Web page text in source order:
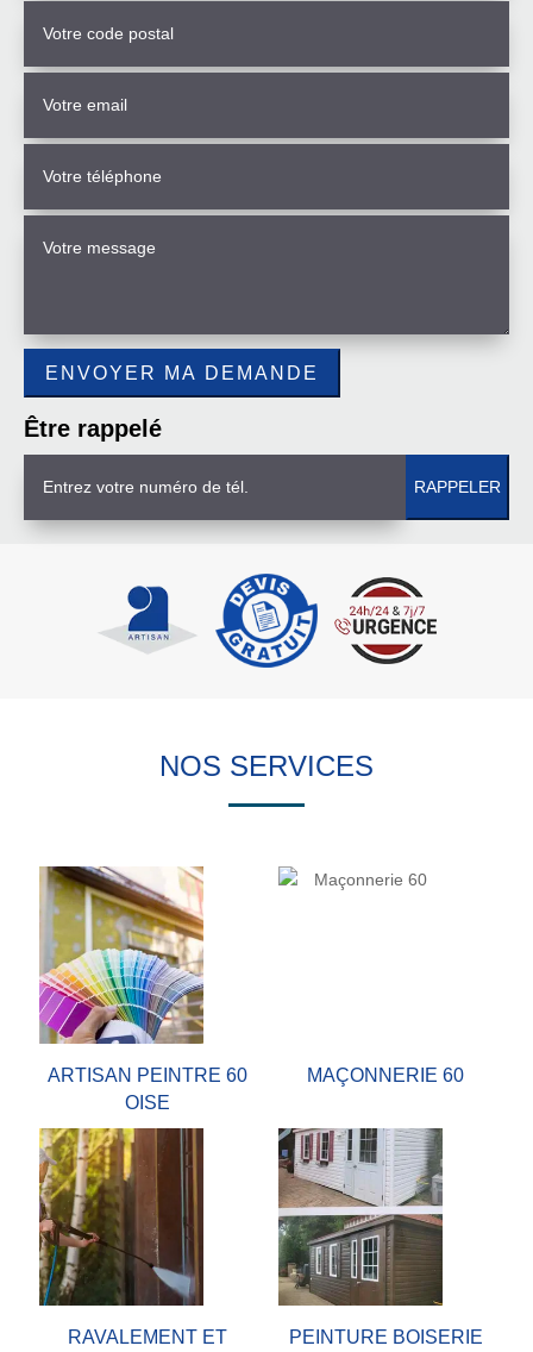
Être rappelé
NOS SERVICES
ARTISAN PEINTRE 60
OISE
MAÇONNERIE 60
RAVALEMENT ET
PEINTURE BOISERIE